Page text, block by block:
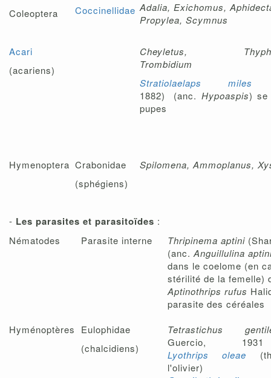
Coleoptera Coccinellidae Adalia, Exichomus,
Propylea, Scymnus
Acari
(acariens)
Cheyletus,
Trombidium
Stratiolaelaps miles
1882) (anc. Hypoaspis) se
pupes
Hymenoptera Crabonidae
(sphégiens)
Spilomena, Ammoplanus,
- Les parasites et parasitoïdes :
Nématodes
Parasite interne Thripinema aptini
(anc.Anguillulina
dans le coelome (en
stérilité de la femelle)
Aptinothrips rufus
parasite des céréales
Hyménoptères
Eulophidae
(chalcidiens)
Tetrastichus
Guercio,
Lyothrips oleae